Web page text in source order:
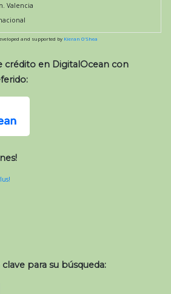
Valencia
and supported by Kieran O'Shea
crédito en DigitalOcean con
para su búsqueda: